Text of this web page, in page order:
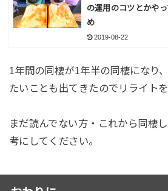
の運用のコツとかや
め
2019-08-22
1年間の同棲が1年半の同棲になり
たいことも出てきたのでリライトを
まだ読んでない方・これから同棲
考にしてください。